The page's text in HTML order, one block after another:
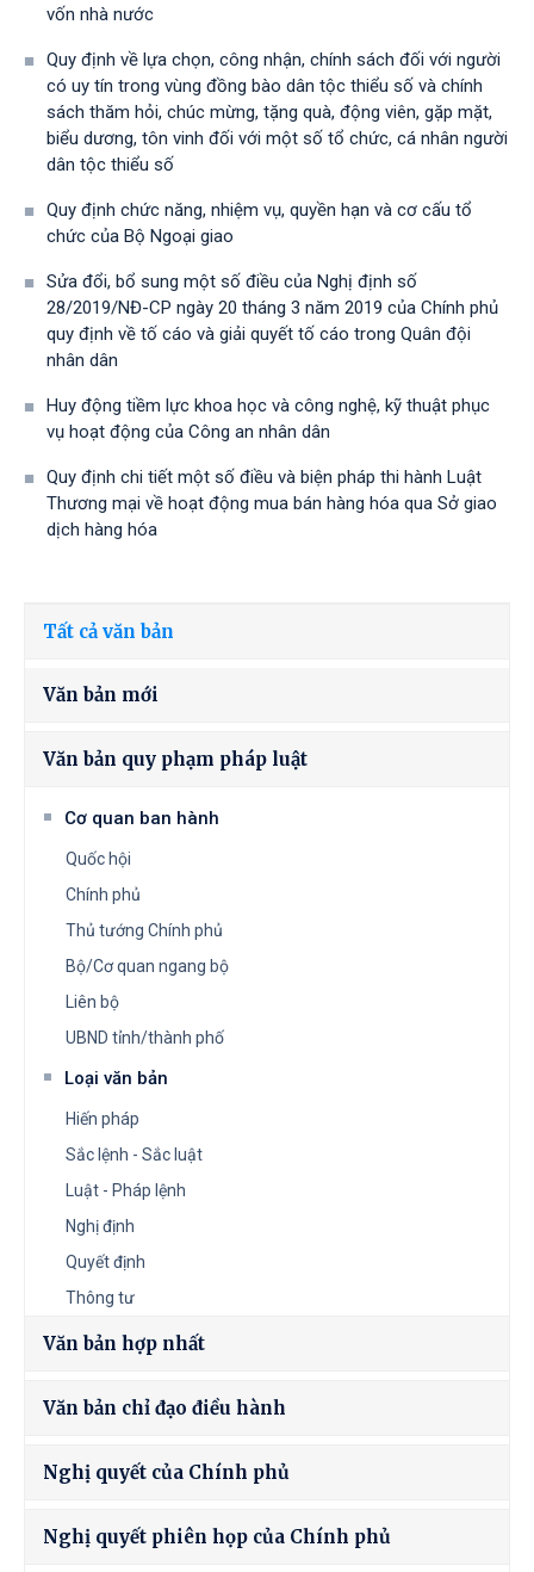
vốn nhà nước
Quy định về lựa chọn, công nhận, chính sách đối với người
có uy tín trong vùng đồng bào dân tộc thiểu số và chính
sách thăm hỏi, chúc mừng, tặng quà, động viên, gặp mặt,
biểu dương, tôn vinh đối với một số tổ chức, cá nhân người
dân tộc thiểu số
Quy định chức năng, nhiệm vụ, quyền hạn và cơ cấu tổ
chức của Bộ Ngoại giao
Sửa đổi, bổ sung một số điều của Nghị định số
28/2019/NĐ-CР ngày 20 tháng 3 năm 2019 của Chính phủ
quy định về tố cáo và giải quyết tố cáo trong Quân đội
nhân dân
Huy động tiềm lực khoa học và công nghệ, kỹ thuật phục
vụ hoạt động của Công an nhân dân
Quy định chi tiết một số điều và biện pháp thi hành Luật
Thương mại về hoạt động mua bán hàng hóa qua Sở giao
dịch hàng hóa
Tất cả văn bản
Văn bản mới
Văn bản quy phạm pháp luật
Cơ quan ban hành
Quốc hội
Chính phủ
Thủ tướng Chính phủ
Bộ/Cơ quan ngang bộ
Liên bộ
UBND tỉnh/thành phố
Loại văn bản
Hiến pháp
Sắc lệnh - Sắc luật
Luật - Pháp lệnh
Nghị định
Quyết định
Thông tư
Văn bản hợp nhất
Văn bản chỉ đạo điều hành
Nghị quyết của Chính phủ
Nghị quyết phiên họp của Chính phủ